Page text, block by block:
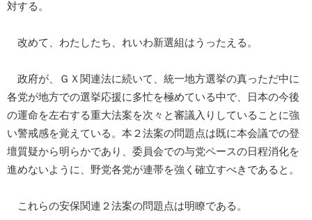
対する。
改めて、わたしたち、れいわ新選組はうったえる。
政府が、ＧＸ関連法に続いて、統一地方選挙の真っただ中に
各党が地方での選挙応援に多忙を極めている中で、日本の今後
の運命を左右する重大法案を次々と審議入りしていることに強
い警戒感を覚えている。本２法案の問題点は既に本会議での登
壇質疑から明らかであり、委員会での与党ペースの日程消化を
進めないように、野党各党が連帯を強く確立すべきであると。
これらの安保関連２法案の問題点は明瞭である。